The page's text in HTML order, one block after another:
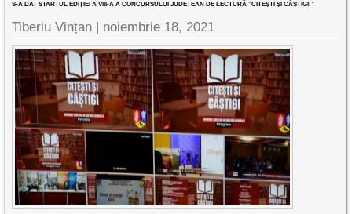
S-A DAT STARTUL EDIȚIEI A VIII-A A CONCURSULUI JUDEȚEAN DE LECTURĂ ”CITEȘTI ȘI CÂȘTIGI!”
Tiberiu Vințan | noiembrie 18, 2021